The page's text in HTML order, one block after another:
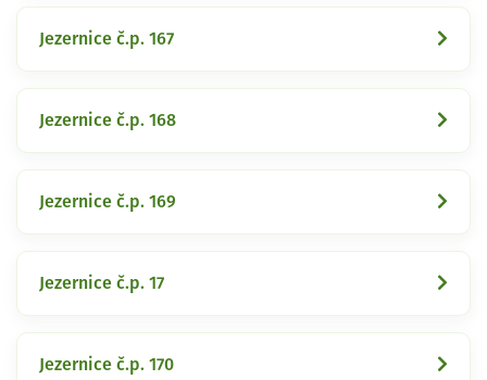
Jezernice č.p. 167
Jezernice č.p. 168
Jezernice č.p. 169
Jezernice č.p. 17
Jezernice č.p. 170